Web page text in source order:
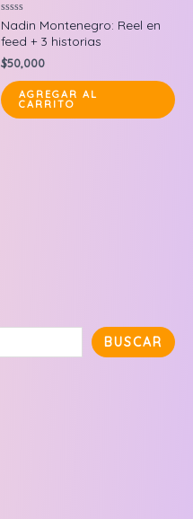
BUSCAR
on
Valorado
en
0
de
5
Nadin Montenegro: Reel en
feed + 3 historias
$50,000
AGREGAR AL
CARRITO